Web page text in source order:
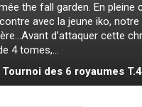
the fall garden. En pleine
avec la jeune iko,
d’attaquer cette
4 tomes,...
des 6 royaumes T.4